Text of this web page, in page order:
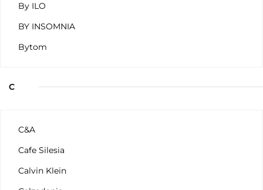
By ILO
BY INSOMNIA
Bytom
C
C&A
Cafe Silesia
Calvin Klein